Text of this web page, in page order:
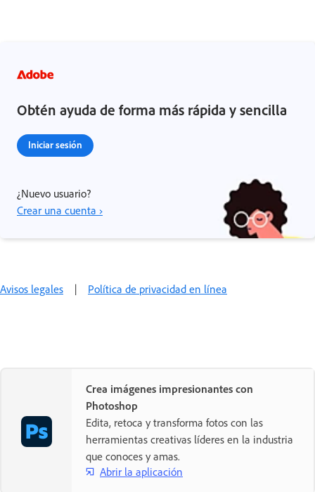
Obtén ayuda de forma más rápida y sencilla
Iniciar sesión
¿Nuevo usuario?
Crear una cuenta ›
Avisos legales | Política de privacidad en línea
Crea imágenes impresionantes con
Photoshop
Edita, retoca y transforma fotos con las
herramientas creativas líderes en la industria
que conoces y amas.
Abrir la aplicación